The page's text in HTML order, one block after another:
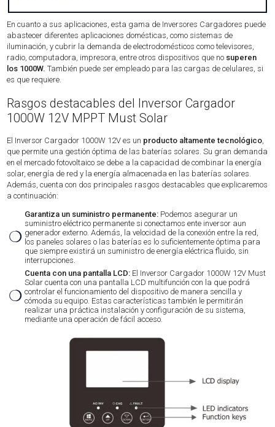
En cuanto a sus aplicaciones, esta gama de Inversores Cargadores puede
abastecer diferentes aplicaciones domésticas, como sistemas de
iluminación, y cubrir la demanda de electrodomésticos como televisores,
radio, computadora, impresora, entre otros dispositivos que no superen
los 1000W.También puede ser empleado para las cargas de celulares, si
es que requiere.
Rasgos destacables del Inversor Cargador
1000W 12V MPPT Must Solar
El Inversor Cargador 1000W 12V es un producto altamente tecnológico,
que permite una gestión óptima de las baterías solares. Su gran demanda
en el mercado fotovoltaico se debe a la capacidad de combinar la energía
solar, energía de red y la energía almacenada en las baterías solares.
Además, cuenta con dos principales rasgos destacables que explicaremos
a continuación:
❍
Garantiza un suministro permanente: Podemos asegurar un
suministro eléctrico permanente si conectamos ente inversor aun
generador externo. Además, la velocidad de la conexión entre la red,
los paneles solares o las baterías es lo suficientemente óptima para
que siempre existirá un suministro de energía eléctrica fluido, sin
interrupciones.
❍
Cuenta con una pantalla LCD: El Inversor Cargador 1000W 12V Must
Solar cuenta con una pantalla LCD multifunción con la que podrá
controlar el funcionamiento del dispositivo de manera sencilla y
cómoda su equipo. Estas características también le permitirán
realizar una práctica instalación y configuración de su sistema,
mediante una operación de fácil acceso.